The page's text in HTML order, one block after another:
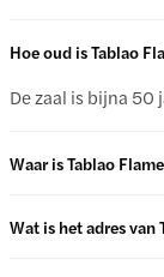
Hoe oud is Tablao
De zaal is bijna 50
Waar is Tablao
Wat is het adres van